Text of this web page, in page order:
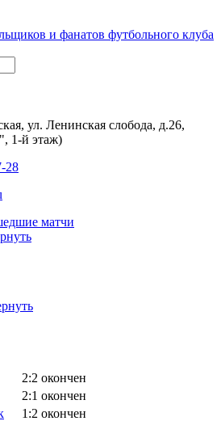
ул. Ленинская слобода, д.26,
1-й этаж)
28
матчи
2:2 окончен
2:1 окончен
1:2 окончен